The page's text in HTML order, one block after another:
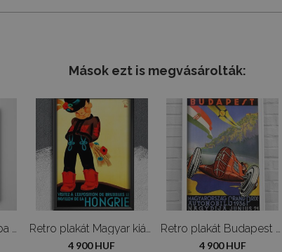
leadása után az alapoktól készítünk el,
esetén előfordulhatnak különbségek a
Mások ezt is megvásárolták:
4 900 HUF 4 900 HUF